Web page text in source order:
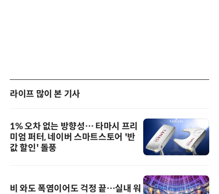
라이프 많이 본 기사
1% 오차 없는 방향성… 타마시 프리
미엄 퍼터, 네이버 스마트스토어 '반
값 할인' 돌풍
비 와도 폭염이어도 걱정 끝…실내 워